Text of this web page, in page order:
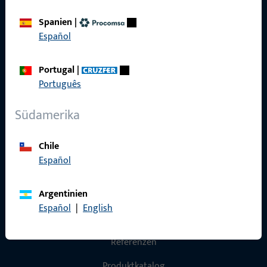
Spanien |
Español
Portugal|
Português
Südamerika
Chile
Español
Argentinien
Español | English
Impressum
AGB
Referenzen